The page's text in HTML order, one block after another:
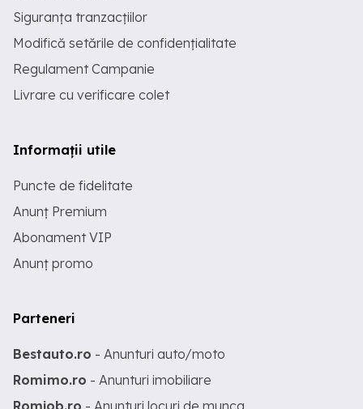
Siguranța tranzacțiilor
Modifică setările de confidențialitate
Regulament Campanie
Livrare cu verificare colet
Informații utile
Puncte de fidelitate
Anunț Premium
Abonament VIP
Anunț promo
Parteneri
Bestauto.ro - Anunturi auto/moto
Romimo.ro - Anunturi imobiliare
Romjob.ro - Anunturi locuri de munca